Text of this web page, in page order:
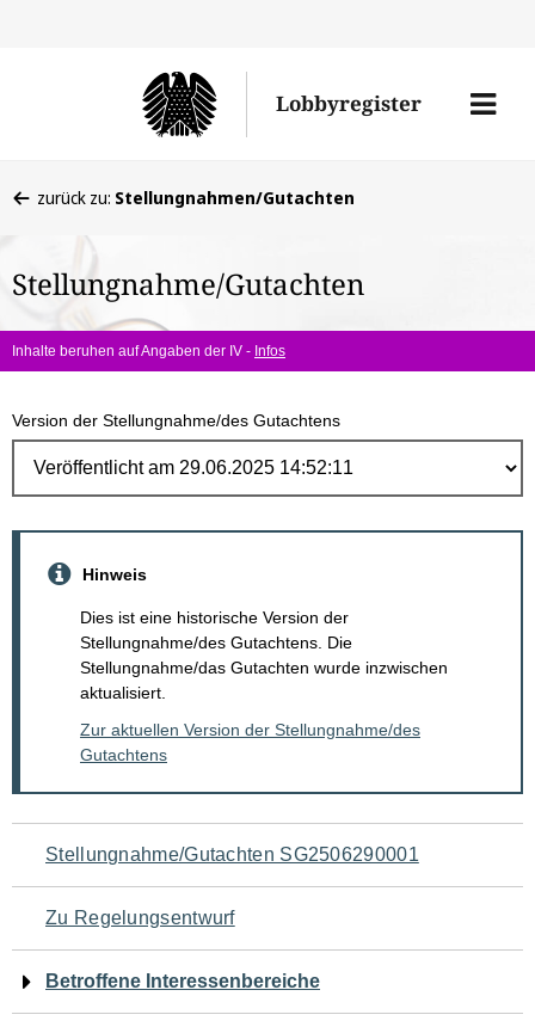
Lobbyregister
Menü
befinden
hier:
zurück zu: Stellungnahmen/Gutachten
Stellungnahme/Gutachten
Inhalte beruhen auf Angaben der IV - Infos
Version der Stellungnahme/des Gutachtens
Hinweis
Dies ist eine historische Version der
Stellungnahme/des Gutachtens. Die
Stellungnahme/das Gutachten wurde inzwischen
aktualisiert.
Zur aktuellen Version der Stellungnahme/des
Gutachtens
Navigation
für
den
Seiteninhalt
Stellungnahme/Gutachten SG2506290001
Zu Regelungsentwurf
Betroffene Interessenbereiche